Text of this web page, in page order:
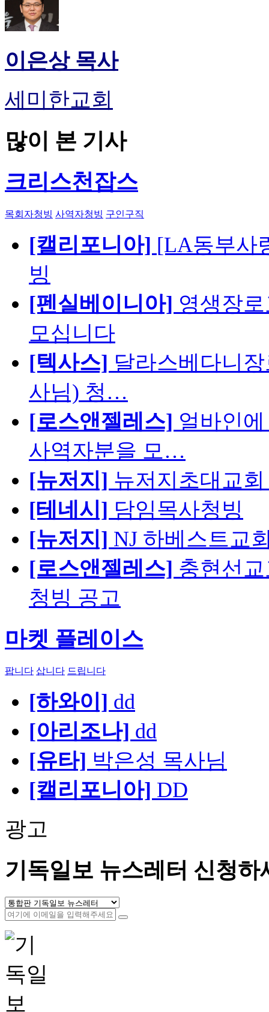
이은상 목사
세미한교회
많이 본 기사
크리스천잡스
목회자청빙 사역자청빙 구인구직
[캘리포니아] [LA동부사
빙
[펜실베이니아] 영생장
모십니다
[텍사스] 달라스베다니
사님) 청…
[로스앤젤레스] 얼바인
사역자분을 모…
[뉴저지] 뉴저지초대교
[테네시] 담임목사청빙
[뉴저지] NJ 하베스트교
[로스앤젤레스] 충현선
청빙 공고
마켓 플레이스
팝니다 삽니다 드립니다
[하와이] dd
[아리조나] dd
[유타] 박은성 목사님
[캘리포니아] DD
광고
기독일보 뉴스레터 신청하